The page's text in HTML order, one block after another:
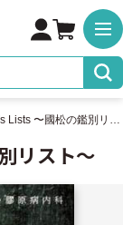
リスト〜